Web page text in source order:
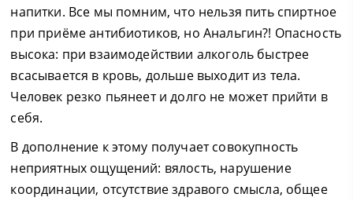
напитки. Все мы помним, что нельзя пить спиртное
при приёме антибиотиков, но Анальгин?! Опасность
высока: при взаимодействии алкоголь быстрее
всасывается в кровь, дольше выходит из тела.
Человек резко пьянеет и долго не может прийти в
себя.
В дополнение к этому получает совокупность
неприятных ощущений: вялость, нарушение
координации, отсутствие здравого смысла, общее